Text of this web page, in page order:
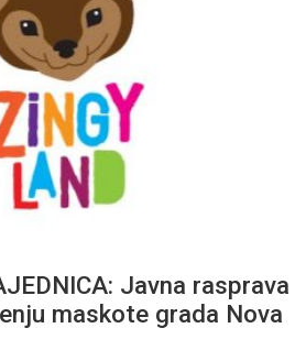
Javna rasprava
maskote grada Nova